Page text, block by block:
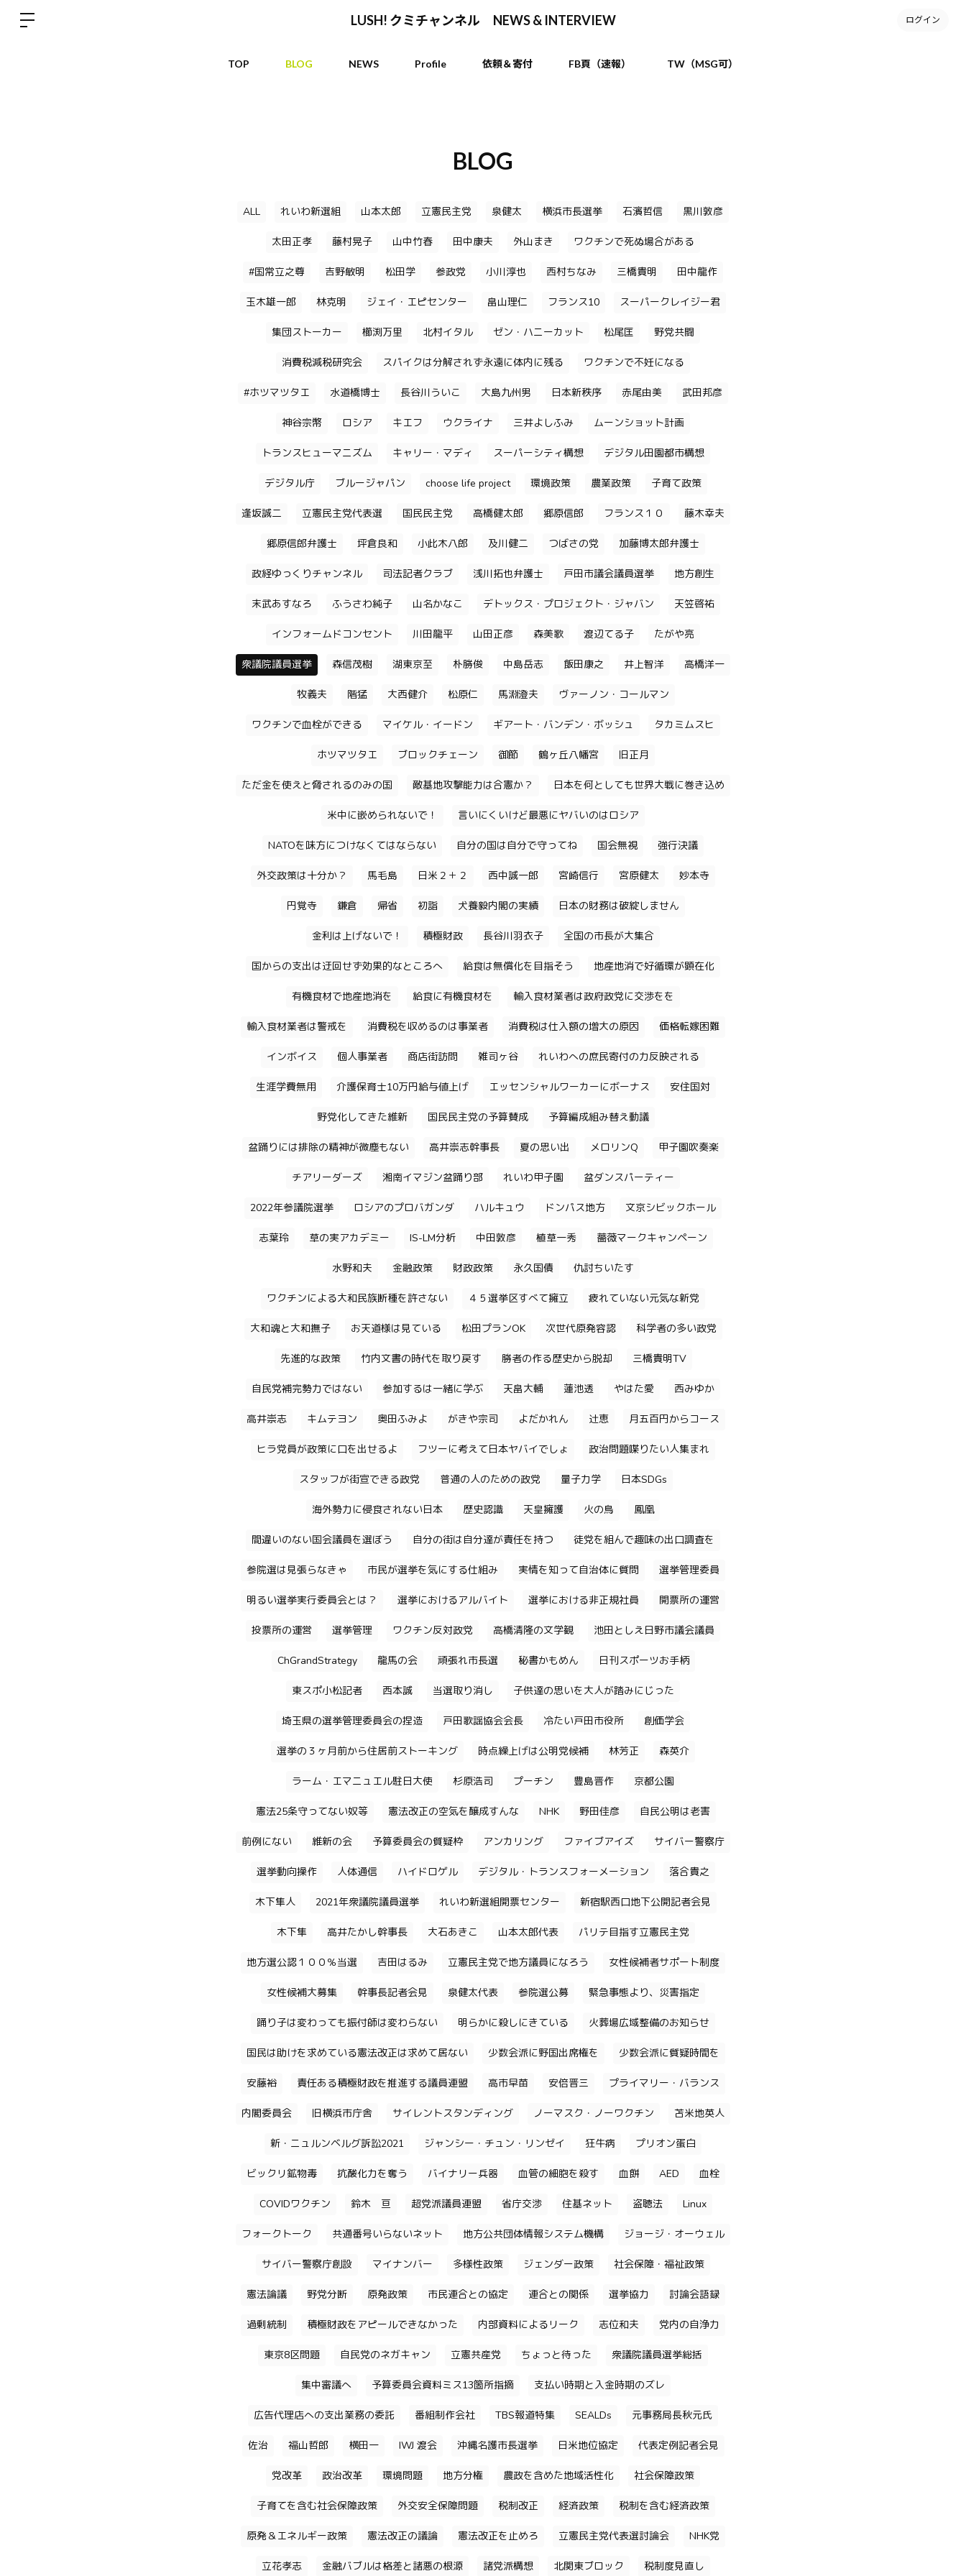
LUSH! クミチャンネル NEWS & INTERVIEW ログイン
TOP BLOG NEWS Profile 依頼＆寄付 FB頁（速報） TW（MSG可）
BLOG
ALL れいわ新選組 山本太郎 立憲民主党 泉健太 横浜市長選挙 石濱哲信 黒川敦彦
太田正孝 藤村晃子 山中竹春 田中康夫 外山まき ワクチンで死ぬ場合がある
#国常立之尊 吉野敏明 松田学 参政党 小川淳也 西村ちなみ 三橋貴明 田中龍作
玉木雄一郎 林克明 ジェイ・エピセンター 畠山理仁 フランス10 スーパークレイジー君
集団ストーカー 櫛渕万里 北村イタル ゼン・ハニーカット 松尾匡 野党共闘
消費税減税研究会 スパイクは分解されず永遠に体内に残る ワクチンで不妊になる
#ホツマツタエ 水道橋博士 長谷川ういこ 大島九州男 日本新秩序 赤尾由美 武田邦彦
神谷宗幣 ロシア キエフ ウクライナ 三井よしふみ ムーンショット計画
トランスヒューマニズム キャリー・マディ スーパーシティ構想 デジタル田園都市構想
デジタル庁 ブルージャパン choose life project 環境政策 農業政策 子育て政策
逢坂誠二 立憲民主党代表選 国民民主党 高橋健太郎 郷原信郎 フランス１０ 藤木幸夫
郷原信郎弁護士 坪倉良和 小此木八郎 及川健二 つばさの党 加藤博太郎弁護士
政経ゆっくりチャンネル 司法記者クラブ 浅川拓也弁護士 戸田市議会議員選挙 地方創生
末武あすなろ ふうさわ純子 山名かなこ デトックス・プロジェクト・ジャバン 天笠啓祐
インフォームドコンセント 川田龍平 山田正彦 森美歌 渡辺てる子 たがや亮
衆議院議員選挙 森信茂樹 湖東京至 朴勝俊 中島岳志 飯田康之 井上智洋 高橋洋一
牧義夫 階猛 大西健介 松原仁 馬淵澄夫 ヴァーノン・コールマン
ワクチンで血栓ができる マイケル・イードン ギアート・バンデン・ボッシュ タカミムスヒ
ホツマツタエ ブロックチェーン 御節 鶴ヶ丘八幡宮 旧正月
ただ金を使えと脅されるのみの国 敵基地攻撃能力は合憲か？ 日本を何としても世界大戦に巻き込め
米中に嵌められないで！ 言いにくいけど最悪にヤバいのはロシア
NATOを味方につけなくてはならない 自分の国は自分で守ってね 国会無視 強行決議
外交政策は十分か？ 馬毛島 日米２＋２ 西中誠一郎 宮崎信行 宮原健太 妙本寺
円覚寺 鎌倉 帰省 初詣 犬養毅内閣の実績 日本の財務は破綻しません
金利は上げないで！ 積極財政 長谷川羽衣子 全国の市長が大集合
国からの支出は迂回せず効果的なところへ 給食は無償化を目指そう 地産地消で好循環が顕在化
有機食材で地産地消を 給食に有機食材を 輸入食材業者は政府政党に交渉をを
輸入食材業者は警戒を 消費税を収めるのは事業者 消費税は仕入額の増大の原因 価格転嫁困難
インボイス 個人事業者 商店街訪問 雑司ヶ谷 れいわへの庶民寄付の力反映される
生涯学費無用 介護保育士10万円給与値上げ エッセンシャルワーカーにボーナス 安住国対
野党化してきた維新 国民民主党の予算賛成 予算編成組み替え動議
盆踊りには排除の精神が微塵もない 高井崇志幹事長 夏の思い出 メロリンQ 甲子園吹奏楽
チアリーダーズ 湘南イマジン盆踊り部 れいわ甲子園 盆ダンスパーティー
2022年参議院選挙 ロシアのプロバガンダ ハルキュウ ドンパス地方 文京シビックホール
志葉玲 草の実アカデミー IS-LM分析 中田敦彦 植草一秀 薔薇マークキャンペーン
水野和夫 金融政策 財政政策 永久国債 仇討ちいたす
ワクチンによる大和民族断種を許さない ４５選挙区すべて擁立 疲れていない元気な新党
大和魂と大和撫子 お天道様は見ている 松田プランOK 次世代原発容認 科学者の多い政党
先進的な政策 竹内文書の時代を取り戻す 勝者の作る歴史から脱却 三橋貴明TV
自民党補完勢力ではない 参加するは一緒に学ぶ 天畠大輔 蓮池透 やはた愛 西みゆか
高井崇志 キムテヨン 奥田ふみよ がきや宗司 よだかれん 辻恵 月五百円からコース
ヒラ党員が政策に口を出せるよ フツーに考えて日本ヤバイでしょ 政治問題喋りたい人集まれ
スタッフが街宣できる政党 普通の人のための政党 量子力学 日本SDGs
海外勢力に侵食されない日本 歴史認識 天皇擁護 火の鳥 鳳凰
間違いのない国会議員を選ぼう 自分の街は自分達が責任を持つ 徒党を組んで趣味の出口調査を
参院選は見張らなきゃ 市民が選挙を気にする仕組み 実情を知って自治体に質問 選挙管理委員
明るい選挙実行委員会とは？ 選挙におけるアルバイト 選挙における非正規社員 開票所の運営
投票所の運営 選挙管理 ワクチン反対政党 高橋清隆の文学観 池田としえ日野市議会議員
ChGrandStrategy 龍馬の会 頑張れ市長選 秘書かもめん 日刊スポーツお手柄
東スポ小松記者 西本誠 当選取り消し 子供達の思いを大人が踏みにじった
埼玉県の選挙管理委員会の捏造 戸田歌謡協会会長 冷たい戸田市役所 創価学会
選挙の３ヶ月前から住居前ストーキング 時点繰上げは公明党候補 林芳正 森英介
ラーム・エマニュエル駐日大使 杉原浩司 プーチン 豊島晋作 京都公園
憲法25条守ってない奴等 憲法改正の空気を醸成すんな NHK 野田佳彦 自民公明は老害
前例にない 維新の会 予算委員会の質疑枠 アンカリング ファイブアイズ サイバー警察庁
選挙動向操作 人体通信 ハイドロゲル デジタル・トランスフォーメーション 落合貴之
木下隼人 2021年衆議院議員選挙 れいわ新選組開票センター 新宿駅西口地下公開記者会見
木下隼 高井たかし幹事長 大石あきこ 山本太郎代表 パリテ目指す立憲民主党
地方選公認１００％当選 吉田はるみ 立憲民主党で地方議員になろう 女性候補者サポート制度
女性候補大募集 幹事長記者会見 泉健太代表 参院選公募 緊急事態より、災害指定
踊り子は変わっても振付師は変わらない 明らかに殺しにきている 火葬場広域整備のお知らせ
国民は助けを求めている憲法改正は求めて居ない 少数会派に野国出席権を 少数会派に質疑時間を
安藤裕 責任ある積極財政を推進する議員連盟 高市早苗 安倍晋三 プライマリー・バランス
内閣委員会 旧横浜市庁舎 サイレントスタンディング ノーマスク・ノーワクチン 苫米地英人
新・ニュルンベルグ訴訟2021 ジャンシー・チュン・リンゼイ 狂牛病 プリオン蛋白
ビックリ鉱物毒 抗酸化力を奪う バイナリー兵器 血管の細胞を殺す 血餅 AED 血栓
COVIDワクチン 鈴木 亘 超党派議員連盟 省庁交渉 住基ネット 盗聴法 Linux
フォークトーク 共通番号いらないネット 地方公共団体情報システム機構 ジョージ・オーウェル
サイバー警察庁創設 マイナンバー 多様性政策 ジェンダー政策 社会保障・福祉政策
憲法論議 野党分断 原発政策 市民連合との協定 連合との関係 選挙協力 討論会語録
過剰統制 積極財政をアピールできなかった 内部資料によるリーク 志位和夫 党内の自浄力
東京8区問題 自民党のネガキャン 立憲共産党 ちょっと待った 衆議院議員選挙総括
集中審議へ 予算委員会資料ミス13箇所指摘 支払い時期と入金時期のズレ
広告代理店への支出業務の委託 番組制作会社 TBS報道特集 SEALDs 元事務局長秋元氏
佐治 福山哲郎 横田一 IWJ 渡会 沖縄名護市長選挙 日米地位協定 代表定例記者会見
党改革 政治改革 環境問題 地方分権 農政を含めた地域活性化 社会保障政策
子育てを含む社会保障政策 外交安全保障問題 税制改正 経済政策 税制を含む経済政策
原発＆エネルギー政策 憲法改正の議論 憲法改正を止めろ 立憲民主党代表選討論会 NHK党
立花孝志 金融バブルは格差と諸悪の根源 諸党派構想 北関東ブロック 税制度見直し